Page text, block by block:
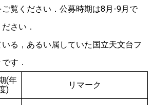
ご覧ください． 公募時期は8月-9月で
さい．
る，あるい属していた国立天文台フ
す．
(年
)
リマーク